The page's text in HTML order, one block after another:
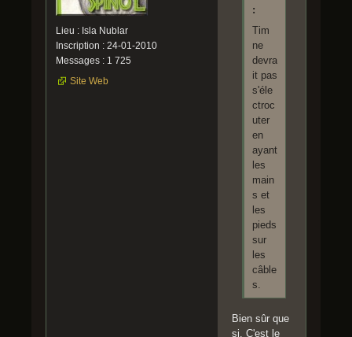
Lieu : Isla Nublar
Inscription : 24-01-2010
Messages : 1 725
Site Web
:
Tim
ne
devra
it pas
s'éle
ctroc
uter
en
ayant
les
main
s et
les
pieds
sur
les
câble
s.
Bien sûr que
si. C'est le